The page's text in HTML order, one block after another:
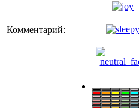
Комментарий: